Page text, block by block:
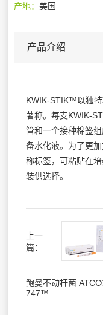
产地：美国
产品介绍
KWIK-STIK™以独
著称。每支KWIK-
管和一个接种棉签
备水化液。为了更
称标签，可粘贴在
装供选择。
上一
篇：
鲍曼不动杆菌
747™ ...